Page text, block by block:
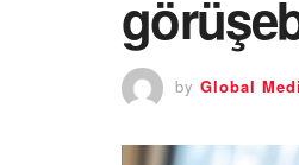
by Global